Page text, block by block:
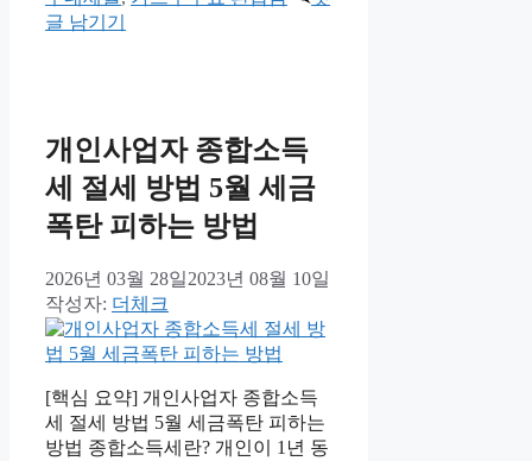
글 남기기
개인사업자 종합소득
세 절세 방법 5월 세금
폭탄 피하는 방법
2026년 03월 28일2023년 08월 10일
작성자: 더체크
[핵심 요약] 개인사업자 종합소득
세 절세 방법 5월 세금폭탄 피하는
방법 종합소득세란? 개인이 1년 동